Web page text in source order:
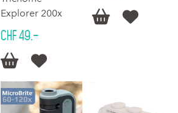
Explorer 200x
CHF 49.–
 
 